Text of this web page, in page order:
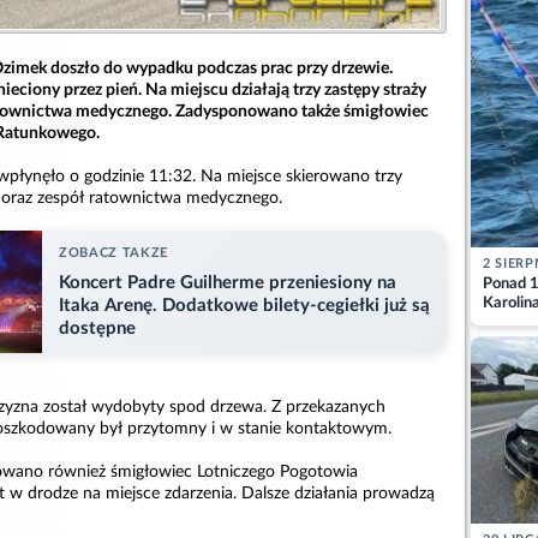
doszło do wypadku podczas prac przy drzewie.
przez pień. Na miejscu działają trzy zastępy straży
medycznego. Zadysponowano także śmigłowiec
o godzinie 11:32. Na miejsce skierowano trzy
zespół ratownictwa medycznego.
ZOBACZ TAKZE
Koncert Padre Guilherme przeniesiony na
Itaka Arenę. Dodatkowe bilety-cegiełki już są
dostępne
został wydobyty spod drzewa. Z przekazanych
był przytomny i w stanie kontaktowym.
również śmigłowiec Lotniczego Pogotowia
drodze na miejsce zdarzenia. Dalsze działania prowadzą
2
Ponad
przez